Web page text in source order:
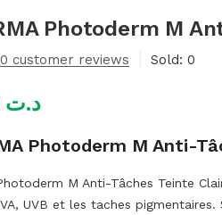
Photoderm M
0 customer reviews Sold: 0
د.ت
Photoderm M Anti-
M Anti-Tâches Teinte
UVB et les taches